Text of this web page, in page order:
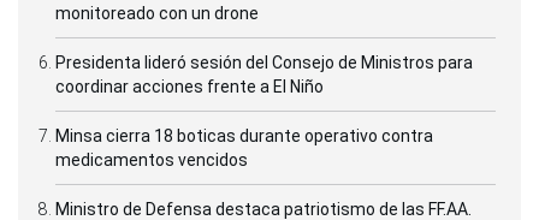
monitoreado con un drone
Presidenta lideró sesión del Consejo de Ministros para
coordinar acciones frente a El Niño
Minsa cierra 18 boticas durante operativo contra
medicamentos vencidos
Ministro de Defensa destaca patriotismo de las FF.AA.